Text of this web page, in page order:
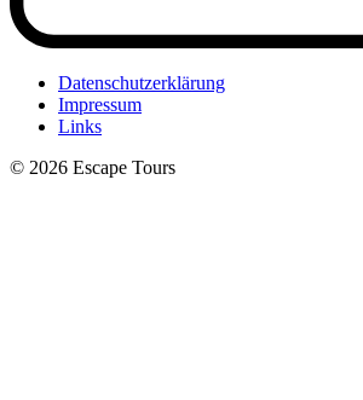
Datenschutzerklärung
Impressum
Links
© 2026 Escape Tours